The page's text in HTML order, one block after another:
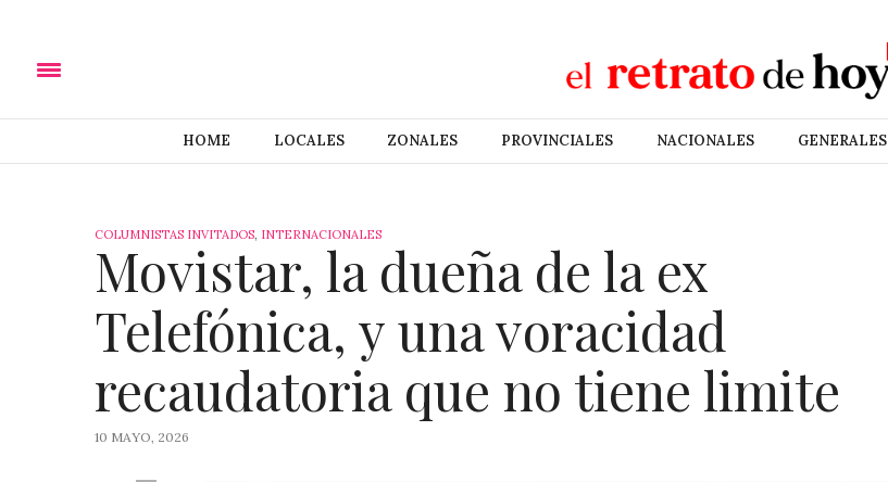
HOME LOCALES ZONALES PROVINCIALES NACIONALES GENERALES
COLUMNISTAS INVITADOS, INTERNACIONALES
Movistar, la dueña de la ex
Telefónica, y una voracidad
recaudatoria que no tiene limite
10 MAYO, 2026